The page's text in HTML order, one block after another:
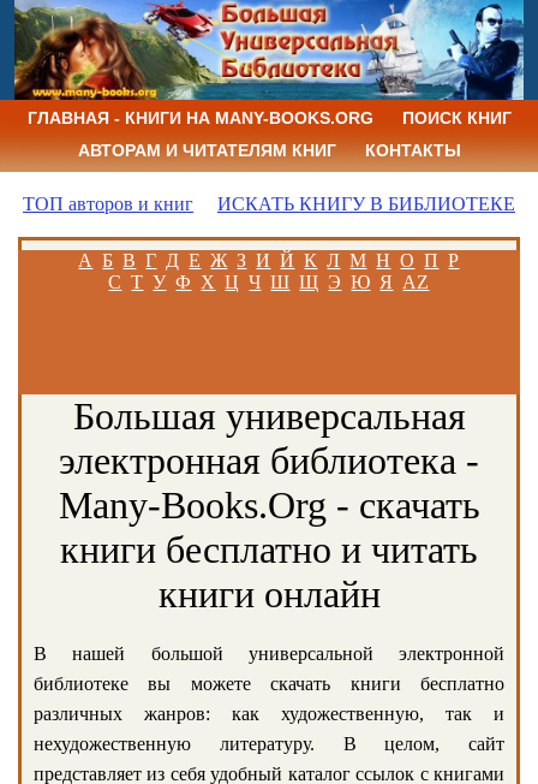
ГЛАВНАЯ - КНИГИ НА MANY-BOOKS.ORG
ПОИСК КНИГ
АВТОРАМ И ЧИТАТЕЛЯМ КНИГ
КОНТАКТЫ
ТОП авторов и книг ИСКАТЬ КНИГУ В БИБЛИОТЕКЕ
А Б В Г Д Е Ж З И Й К Л М Н О П Р
С Т У Ф Х Ц Ч Ш Щ Э Ю Я AZ
Большая универсальная
электронная библиотека -
Many-Books.Org - скачать
книги бесплатно и читать
книги онлайн
В нашей большой универсальной электронной
библиотеке вы можете скачать книги бесплатно
различных жанров: как художественную, так и
нехудожественную литературу. В целом, сайт
представляет из себя удобный каталог ссылок с книгами